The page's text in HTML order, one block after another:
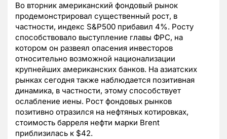
Во вторник американский фондовый рынок
продемонстрировал существенный рост, в
частности, индекс S&P500 прибавил 4%. Росту
способствовало выступление главы ФРС, на
котором он развеял опасения инвесторов
относительно возможной национализации
крупнейших американских банков. На азиатских
рынках сегодня также наблюдается позитивная
динамика, в частности, этому способствует
ослабление иены. Рост фондовых рынков
позитивно отразился на нефтяных котировках,
стоимость барреля нефти марки Brent
приблизилась к $42.